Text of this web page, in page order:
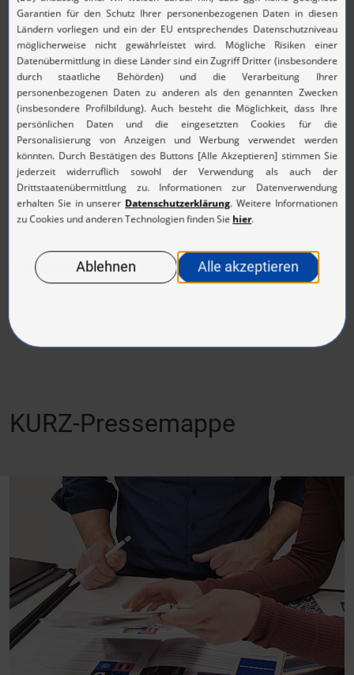
DM-MAXLINER B2 V(JPG, 252.37 KB)
DM-MAXLINER B3 (JPG, 166.68 KB)
DM-MAXLINER B3 T(JPG, 175.16 KB)
KURZ-Pressemappe